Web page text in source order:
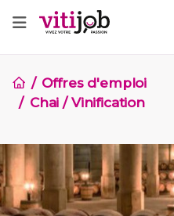
Offres d'emploi
Chai / Vinification